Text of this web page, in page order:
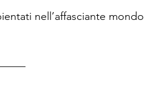
nell’affasciante mondo